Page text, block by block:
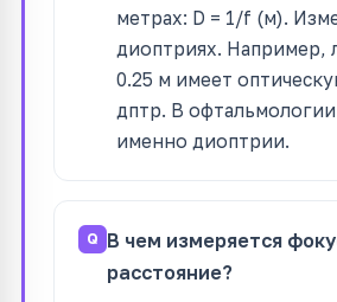
метрах: D = 1/f (м).
диоптриях. Например,
0.25 м имеет
дптр. В
именно диоптрии.
В чем измеряется
расстояние?